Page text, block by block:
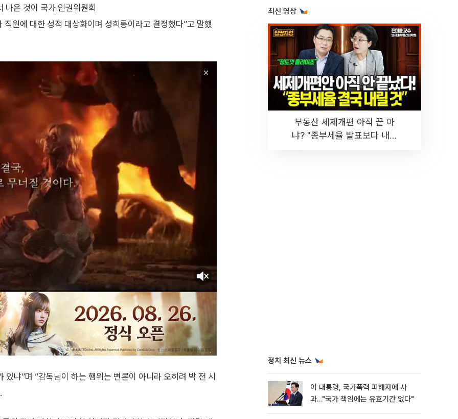
나온 것이 국가 인권위원회
원에 대한 성적 대상화이며 성희롱이라고 결정했다”고 말했
냐”며 “감독님이 하는 행위는 변론이 아니라 오히려 박 전 시
최신 영상
부동산 세제개편 아직 끝 아
냐? "종부세율 발표보다 내릴
정치 최신 뉴스
이 대통령, 국가폭력 피해자에 사
과…"국가 책임에는 유효기간 없다"